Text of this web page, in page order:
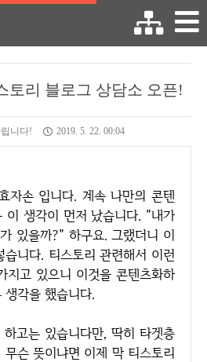
토리 블로그 상담소 오픈!
니다! 2019. 5. 22. 00:04
이 생각이 먼저 났습니다. "내가
있을까?" 하구요. 그랬더니 이
니다. 티스토리 관련해서 이런
지고 있으니 이것을 콘텐츠화하
각을 했습니다.
무슨 뜻이냐면 이제 막 티스토리